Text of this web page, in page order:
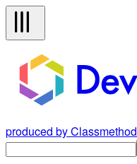
produced by Classmethod